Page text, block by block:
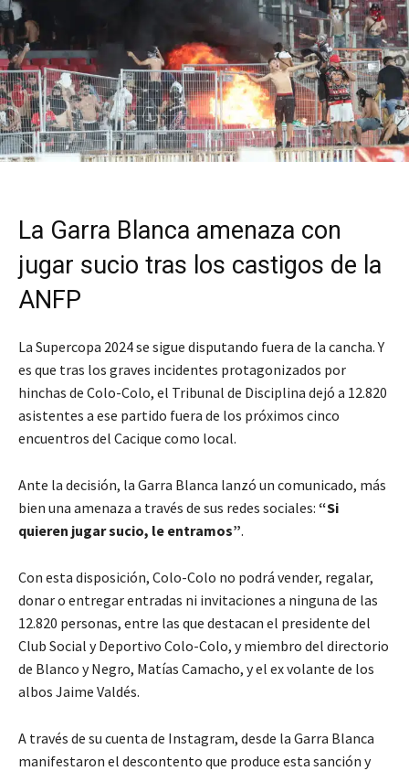
La Garra Blanca amenaza con
jugar sucio tras los castigos de la
ANFP
La Supercopa 2024 se sigue disputando fuera de la cancha. Y
es que tras los graves incidentes protagonizados por
hinchas de Colo-Colo, el Tribunal de Disciplina dejó a 12.820
asistentes a ese partido fuera de los próximos cinco
encuentros del Cacique como local.
Ante la decisión, la Garra Blanca lanzó un comunicado, más
bien una amenaza a través de sus redes sociales: “Si
quieren jugar sucio, le entramos”.
Con esta disposición, Colo-Colo no podrá vender, regalar,
donar o entregar entradas ni invitaciones a ninguna de las
12.820 personas, entre las que destacan el presidente del
Club Social y Deportivo Colo-Colo, y miembro del directorio
de Blanco y Negro, Matías Camacho, y el ex volante de los
albos Jaime Valdés.
A través de su cuenta de Instagram, desde la Garra Blanca
manifestaron el descontento que produce esta sanción y